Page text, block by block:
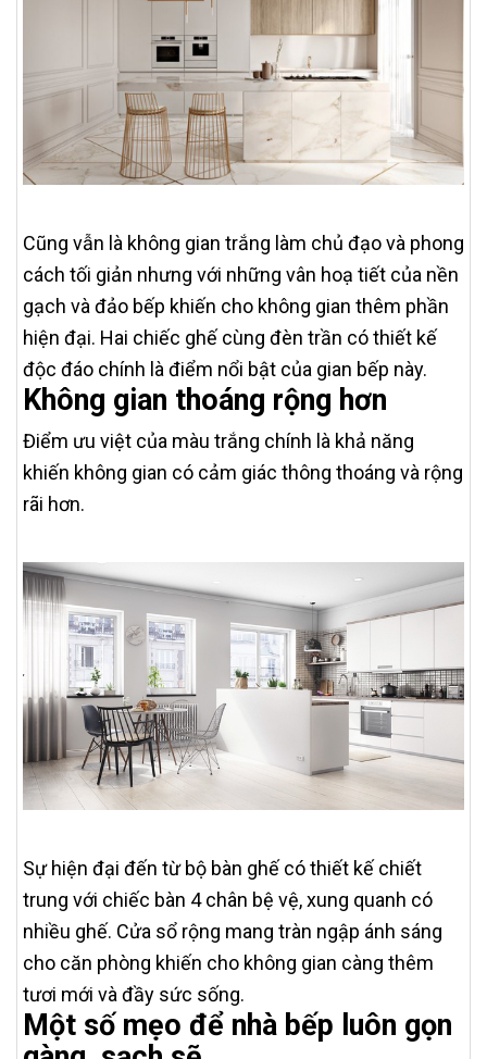
Cũng vẫn là không gian trắng làm chủ đạo và phong
cách tối giản nhưng với những vân hoạ tiết của nền
gạch và đảo bếp khiến cho không gian thêm phần
hiện đại. Hai chiếc ghế cùng đèn trần có thiết kế
độc đáo chính là điểm nổi bật của gian bếp này.
Không gian thoáng rộng hơn
Điểm ưu việt của màu trắng chính là khả năng
khiến không gian có cảm giác thông thoáng và rộng
rãi hơn.
Sự hiện đại đến từ bộ bàn ghế có thiết kế chiết
trung với chiếc bàn 4 chân bệ vệ, xung quanh có
nhiều ghế. Cửa sổ rộng mang tràn ngập ánh sáng
cho căn phòng khiến cho không gian càng thêm
tươi mới và đầy sức sống.
Một số mẹo để nhà bếp luôn gọn